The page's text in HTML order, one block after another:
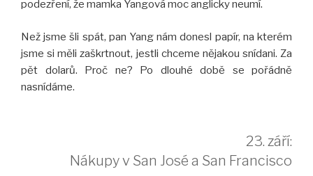
podezření, že mamka Yangová moc anglicky neumí.
Než jsme šli spát, pan Yang nám donesl papír, na kterém
jsme si měli zaškrtnout, jestli chceme nějakou snídani. Za
pět dolarů. Proč ne? Po dlouhé době se pořádně
nasnídáme.
23. září:
Nákupy v San José a San Francisco